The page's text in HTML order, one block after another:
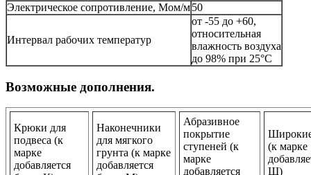
Электрическое сопротивление, Мом/м50
Интервал рабочих температур
от -55 до +60,
относительная
влажность воздуха
до 98% при 25°С
Возможные дополнения.
Крюки для
подвеса (к
марке
добавляется
Наконечники
для мягкого
грунта (к марке
добавляется
Абразивное
покрытие
ступеней (к
марке
добавляется
(к марке
Ш)